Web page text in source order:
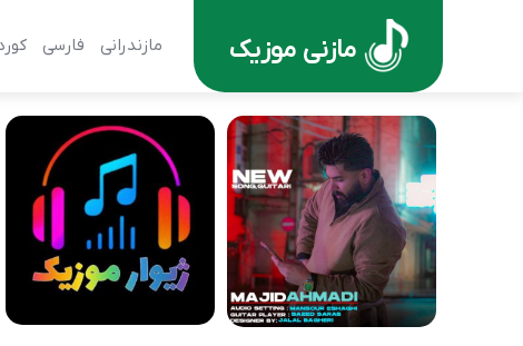
مازنی موزیک مازندرانی فارسی